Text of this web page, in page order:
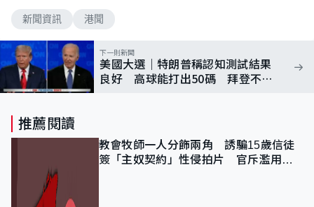
新聞資訊 港聞
下一則新聞
美國大選｜特朗普稱認知測試結果
良好 高球能打出50碼 拜登不甘
推薦閱讀
教會牧師一人分飾兩角 誘騙15歲信徒
簽「主奴契約」性侵拍片 官斥濫用教